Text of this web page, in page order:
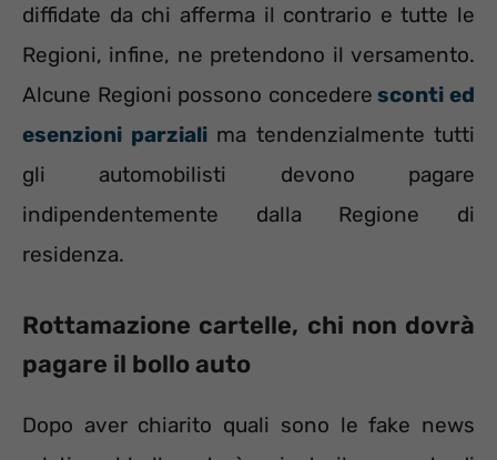
diffidate da chi afferma il contrario e tutte le
Regioni, infine, ne pretendono il versamento.
Alcune Regioni possono concedere sconti ed
esenzioni parzialima tendenzialmente tutti
gli automobilisti devono pagare
indipendentemente dalla Regione di
residenza.
Rottamazione cartelle, chi non dovrà
pagare il bollo auto
Dopo aver chiarito quali sono le fake news